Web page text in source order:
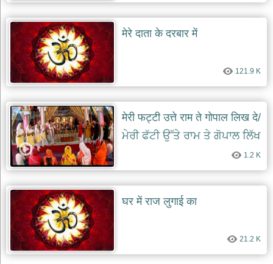
मेरे दाता के दरबार में
121.9 K
मेरी फट्टी उत्ते राम ते गोपाल लिख दे/
ਮੇਰੀ ਫੱਟੀ ਉੱਤੇ ਰਾਮ ਤੇ ਗੋਪਾਲ ਲਿੱਖ
1.2 K
घर में राज लुगाई का
21.2 K